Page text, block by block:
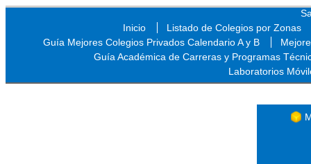
Inicio
Listado de Colegios por Zonas
Guía Mejores Colegios Privados Calendario A y B
Guía Académica de Carreras y Programas
Laboratorios